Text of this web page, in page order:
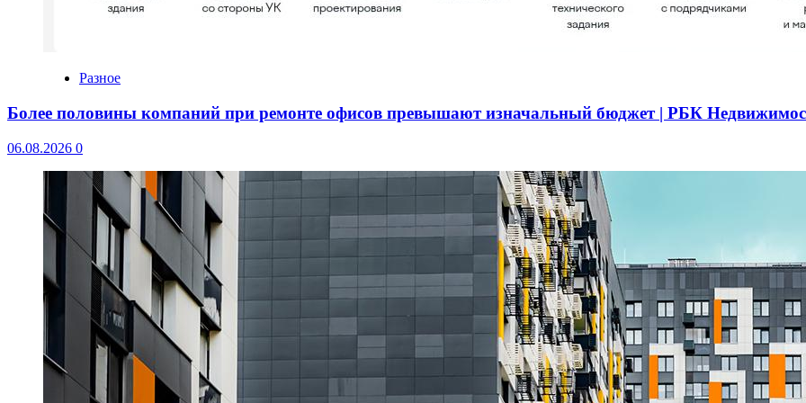
Разное
Более половины компаний при ремонте офисов превышают изначальный бюджет | РБК
06.08.2026 0